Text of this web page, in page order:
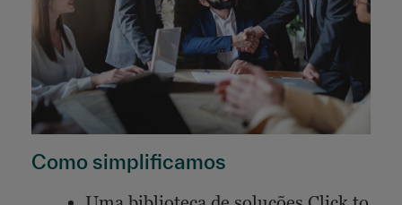
Como simplificamos